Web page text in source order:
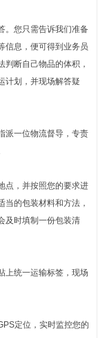
。您只需告诉我们准备
信息，便可得到业务员
断自己物品的体积，
计划，并现场解答疑
派一位物流督导，专责
点，并按照您的要求进
的包装材料和方法，
及时填制一份包装清
上统一运输标签，现场
定位，实时监控您的